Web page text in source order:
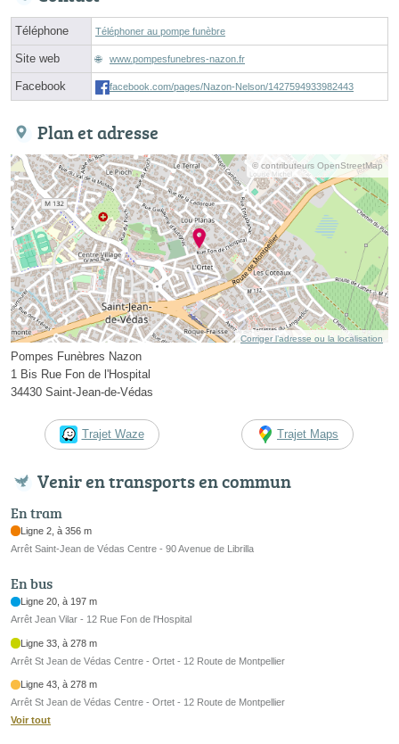
Téléphone Téléphoner au pompe funèbre
Site web www.pompesfunebres-nazon.fr
Facebook facebook.com/pages/Nazon-Nelson/1427594933982443
Plan et adresse
© contributeurs OpenStreetMap
Corriger l’adresse ou la localisation
Pompes Funèbres Nazon
1 Bis Rue Fon de l'Hospital
34430 Saint-Jean-de-Védas
Trajet Waze Trajet Maps
Venir en transports en commun
En tram
Ligne 2, à 356 m
Arrêt Saint-Jean de Védas Centre - 90 Avenue de Librilla
En bus
Ligne 20, à 197 m
Arrêt Jean Vilar - 12 Rue Fon de l'Hospital
Ligne 33, à 278 m
Arrêt St Jean de Védas Centre - Ortet - 12 Route de Montpellier
Ligne 43, à 278 m
Arrêt St Jean de Védas Centre - Ortet - 12 Route de Montpellier
Voir tout